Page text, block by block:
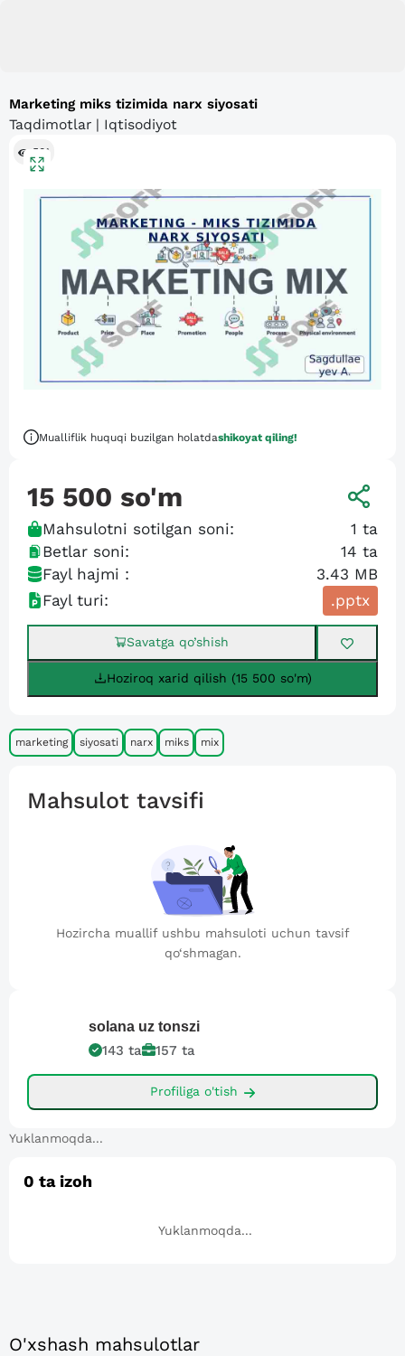
Marketing miks tizimida narx siyosati
Taqdimotlar | Iqtisodiyot
501
Mualliflik huquqi buzilgan holatdashikoyat qiling!
15 500 so'm
Mahsulotni sotilgan soni: 1 ta
Betlar soni:
14 ta
Fayl hajmi :
3.43 MB
Fayl turi:
.pptx
Savatga qo’shish
Hoziroq xarid qilish (15 500 so'm)
marketing siyosati narx miks mix
Mahsulot tavsifi
Hozircha muallif ushbu mahsuloti uchun tavsif
qo‘shmagan.
solana uz tonszi
143 ta 157 ta
Profiliga o'tish
Yuklanmoqda...
0 ta izoh
Yuklanmoqda...
O'xshash mahsulotlar